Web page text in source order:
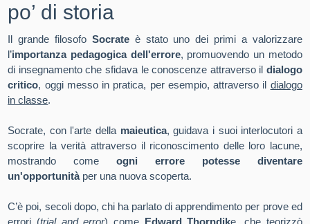
po’ di storia
Il grande filosofo Socrate è stato uno dei primi a valorizzare
l’importanza pedagogica dell'errore, promuovendo un metodo
di insegnamento che sfidava le conoscenze attraverso il dialogo
critico, oggi messo in pratica, per esempio, attraverso il dialogo
in classe.
Socrate, con l'arte della maieutica, guidava i suoi interlocutori a
scoprire la verità attraverso il riconoscimento delle loro lacune,
mostrando comeogni errore potesse diventare
un'opportunitàper una nuova scoperta.
C’è poi, secoli dopo, chi ha parlato di apprendimento per prove ed
errori (trial and error) come Edward Thorndike, che teorizzò